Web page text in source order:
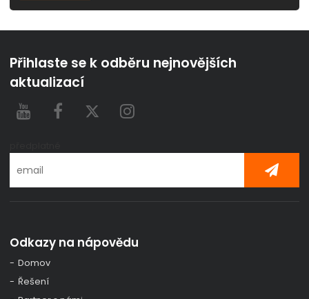
Přihlaste se k odběru nejnovějších
aktualizací
Odkazy na nápovědu
Domov
Řešení